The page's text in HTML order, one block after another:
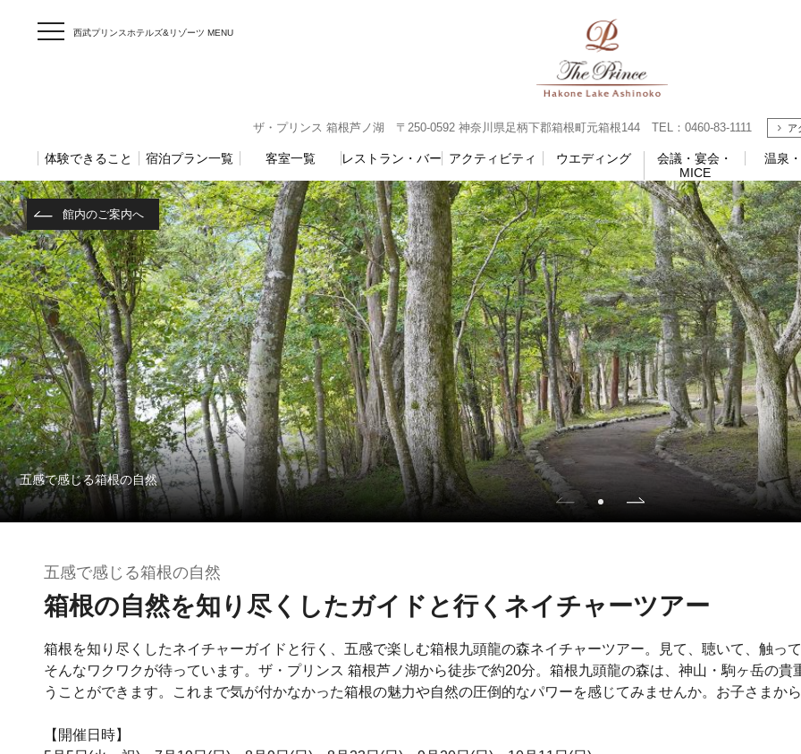
西武プリンスホテルズ&リゾーツ MENU
ザ・プリンス 箱根芦ノ湖 〒250-0592 神奈川県足柄下郡箱根町元箱根144 TEL：0460-83-1111 ア
体験できること 宿泊プラン一覧 客室一覧 レストラン・バー アクティビティ ウエディング
会議・宴会・
MICE
温泉
館内のご案内へ
五感で感じる箱根の自然
五感で感じる箱根の自然
箱根の自然を知り尽くしたガイドと行くネイチャーツアー
箱根を知り尽くしたネイチャーガイドと行く、五感で楽しむ箱根九頭龍の森ネイチャーツアー。見て、聴いて、触っ
そんなワクワクが待っています。ザ・プリンス 箱根芦ノ湖から徒歩で約20分。箱根九頭龍の森は、神山・駒ヶ岳の
うことができます。これまで気が付かなかった箱根の魅力や自然の圧倒的なパワーを感じてみませんか。お子さまか
【開催日時】